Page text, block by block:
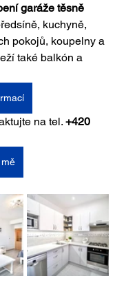
garáže těsně
kuchyně,
pokojů, koupelny a
také balkón a
na tel. +420